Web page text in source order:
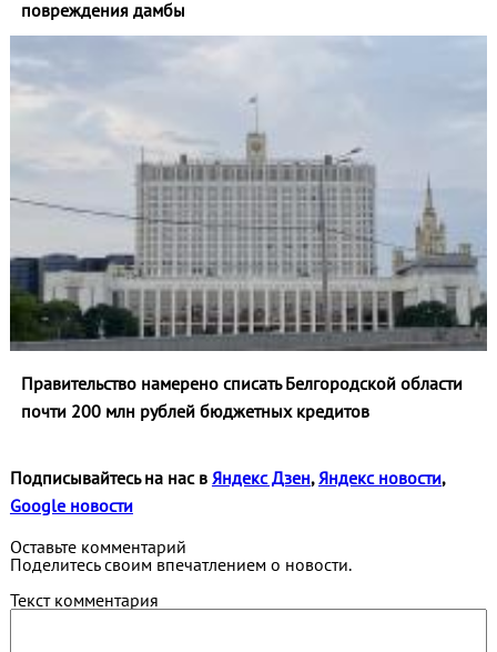
повреждения дамбы
Правительство намерено списать Белгородской области
почти 200 млн рублей бюджетных кредитов
Подписывайтесь на нас в Яндекс Дзен, Яндекс новости,
Google новости
Оставьте комментарий
Поделитесь своим впечатлением о новости.
Текст комментария